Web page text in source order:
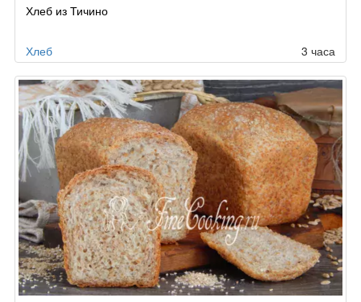
Хлеб из Тичино
Хлеб 3 часа